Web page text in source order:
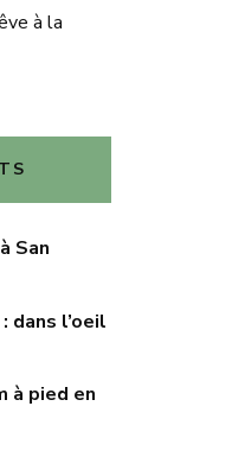
à la
San
dans l’oeil
à pied en